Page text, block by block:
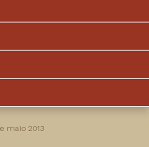
maio 2013